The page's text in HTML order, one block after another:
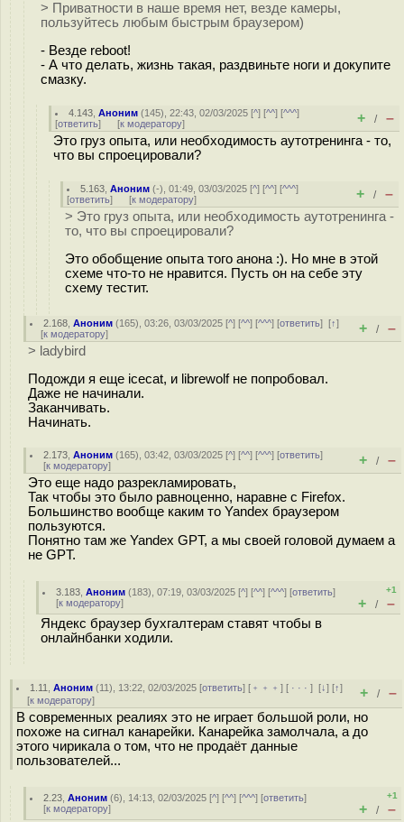
> Приватности в наше время нет, везде камеры,
пользуйтесь любым быстрым браузером)
- Везде reboot!
- А что делать, жизнь такая, раздвиньте ноги и докупите
смазку.
4.143 ,Аноним (145), 22:43, 02/03/2025 [^] [^^] [^^^]
[ответить] [к модератору] + / –
Это груз опыта, или необходимость аутотренинга - то,
что вы спроецировали?
5.163 ,Аноним (-), 01:49, 03/03/2025 [^] [^^] [^^^]
[ответить] [к модератору] + / –
> Это груз опыта, или необходимость аутотренинга -
то, что вы спроецировали?
Это обобщение опыта того анона :). Но мне в этой
схеме что-то не нравится. Пусть он на себе эту
схему тестит.
2.168 ,Аноним (165), 03:26, 03/03/2025 [^] [^^] [^^^] [ответить][↑]
[к модератору] + / –
> ladybird
Подожди я еще icecat, и librewolf не попробовал.
Даже не начинали.
Заканчивать.
Начинать.
2.173 ,Аноним (165), 03:42, 03/03/2025 [^] [^^] [^^^] [ответить]
[к модератору] + / –
Это еще надо разрекламировать,
Так чтобы это было равноценно, наравне с Firefox.
Большинство вообще каким то Yandex браузером
пользуются.
Понятно там же Yandex GPT, а мы своей головой думаем а
не GPT.
3.183 ,Аноним (183), 07:19, 03/03/2025 [^] [^^] [^^^] [ответить]
[к модератору]
+1
+ / –
Яндекс браузер бухгалтерам ставят чтобы в
онлайнбанки ходили.
1.11 ,Аноним (11), 13:22, 02/03/2025 [ответить] [ ﹢﹢﹢] [ · · ·][↓] [↑]
[к модератору] + / –
В современных реалиях это не играет большой роли, но
похоже на сигнал канарейки. Канарейка замолчала, а до
этого чирикала о том, что не продаёт данные
пользователей...
2.23 ,Аноним (6), 14:13, 02/03/2025 [^] [^^] [^^^] [ответить]
[к модератору]
+1
+ / –